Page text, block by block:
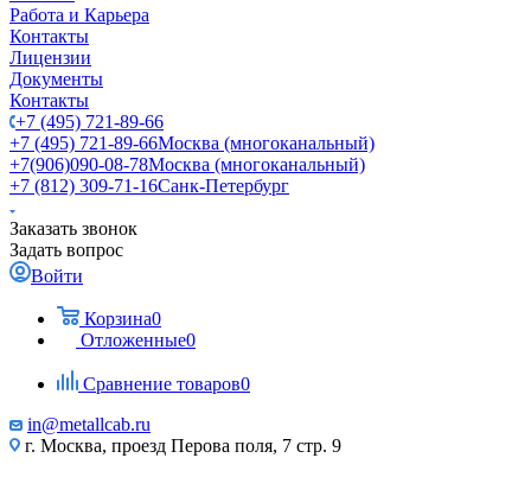
Работа и Карьера
Контакты
Лицензии
Документы
Контакты
+7 (495) 721-89-66
+7 (495) 721-89-66Москва (многоканальный)
+7(906)090-08-78Москва (многоканальный)
+7 (812) 309-71-16Санк-Петербург
Заказать звонок
Задать вопрос
Войти
Корзина0
Отложенные0
Сравнение товаров0
in@metallcab.ru
г. Москва, проезд Перова поля, 7 стр. 9